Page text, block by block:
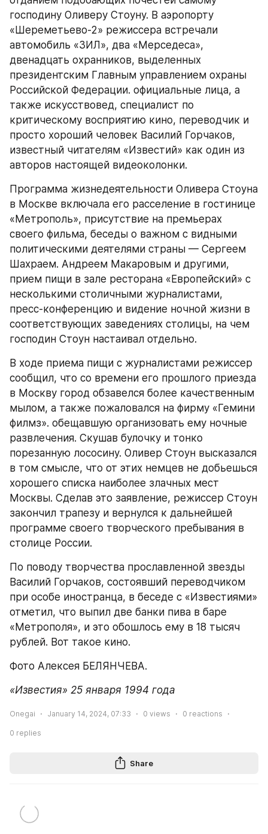
господину Оливеру Стоуну. В аэропорту
«Шереметьево-2» режиссера встречали
автомобиль «ЗИЛ», два «Мерседеса»,
двенадцать охранников, выделенных
президентским Главным управлением охраны
Российской Федерации. официальные лица, а
также искусствовед, специалист по
критическому восприятию кино, переводчик и
просто хороший человек Василий Горчаков,
известный читателям «Известий» как один из
авторов настоящей видеоколонки.
Программа жизнедеятельности Оливера Стоуна
в Москве включала его расселение в гостинице
«Метрополь», присутствие на премьерах
своего фильма, беседы о важном с видными
политическими деятелями страны — Сергеем
Шахраем. Андреем Макаровым и другими,
прием пищи в зале ресторана «Европейский» с
несколькими столичными журналистами,
пресс-конференцию и видение ночной жизни в
соответствующих заведениях столицы, на чем
господин Стоун настаивал отдельно.
В ходе приема пищи с журналистами режиссер
сообщил, что со времени его прошлого приезда
в Москву город обзавелся более качественным
мылом, а также пожаловался на фирму «Гемини
филмз». обещавшую организовать ему ночные
развлечения. Скушав булочку и тонко
порезанную лососину. Оливер Стоун высказался
в том смысле, что от этих немцев не добьешься
хорошего списка наиболее злачных мест
Москвы. Сделав это заявление, режиссер Стоун
закончил трапезу и вернулся к дальнейшей
программе своего творческого пребывания в
столице России.
По поводу творчества прославленной звезды
Василий Горчаков, состоявший переводчиком
при особе иностранца, в беседе с «Известиями»
отметил, что выпил две банки пива в баре
«Метрополя», и это обошлось ему в 18 тысяч
рублей. Вот такое кино.
Фото Алексея БЕЛЯНЧЕВА.
«Известия» 25 января 1994 года
Onegai January 14, 2024, 07:33 0 views 0 reactions
0 replies
Share